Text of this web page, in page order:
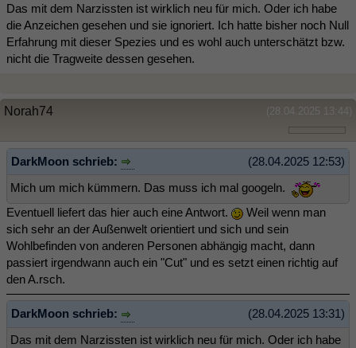
Das mit dem Narzissten ist wirklich neu für mich. Oder ich habe
die Anzeichen gesehen und sie ignoriert. Ich hatte bisher noch Null
Erfahrung mit dieser Spezies und es wohl auch unterschätzt bzw.
nicht die Tragweite dessen gesehen.
(28.04.2025 13:44)
Norah74
(28.04.2025 12:53)
DarkMoon schrieb:
Mich um mich kümmern. Das muss ich mal googeln.
Eventuell liefert das hier auch eine Antwort.
Weil wenn man
sich sehr an der Außenwelt orientiert und sich und sein
Wohlbefinden von anderen Personen abhängig macht, dann
passiert irgendwann auch ein "Cut" und es setzt einen richtig auf
den A.rsch.
(28.04.2025 13:31)
DarkMoon schrieb:
Das mit dem Narzissten ist wirklich neu für mich. Oder ich habe